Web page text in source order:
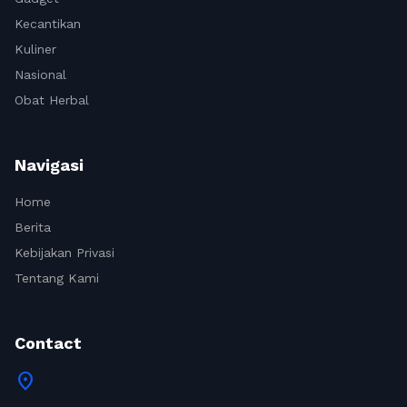
Kecantikan
Kuliner
Nasional
Obat Herbal
Navigasi
Home
Berita
Kebijakan Privasi
Tentang Kami
Contact
location_on